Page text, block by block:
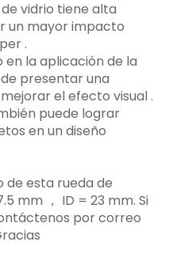
vidrio tiene alta
un mayor impacto
‌.
en la aplicación de la
presentar una
el efecto visual ‌.
puede lograr
en un diseño
esta rueda de
mm ， ID = 23 mm. Si
por correo